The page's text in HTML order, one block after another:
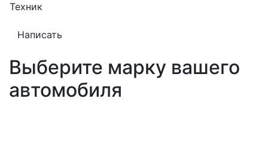
Техник
Написать
Выберите марку вашего
автомобиля